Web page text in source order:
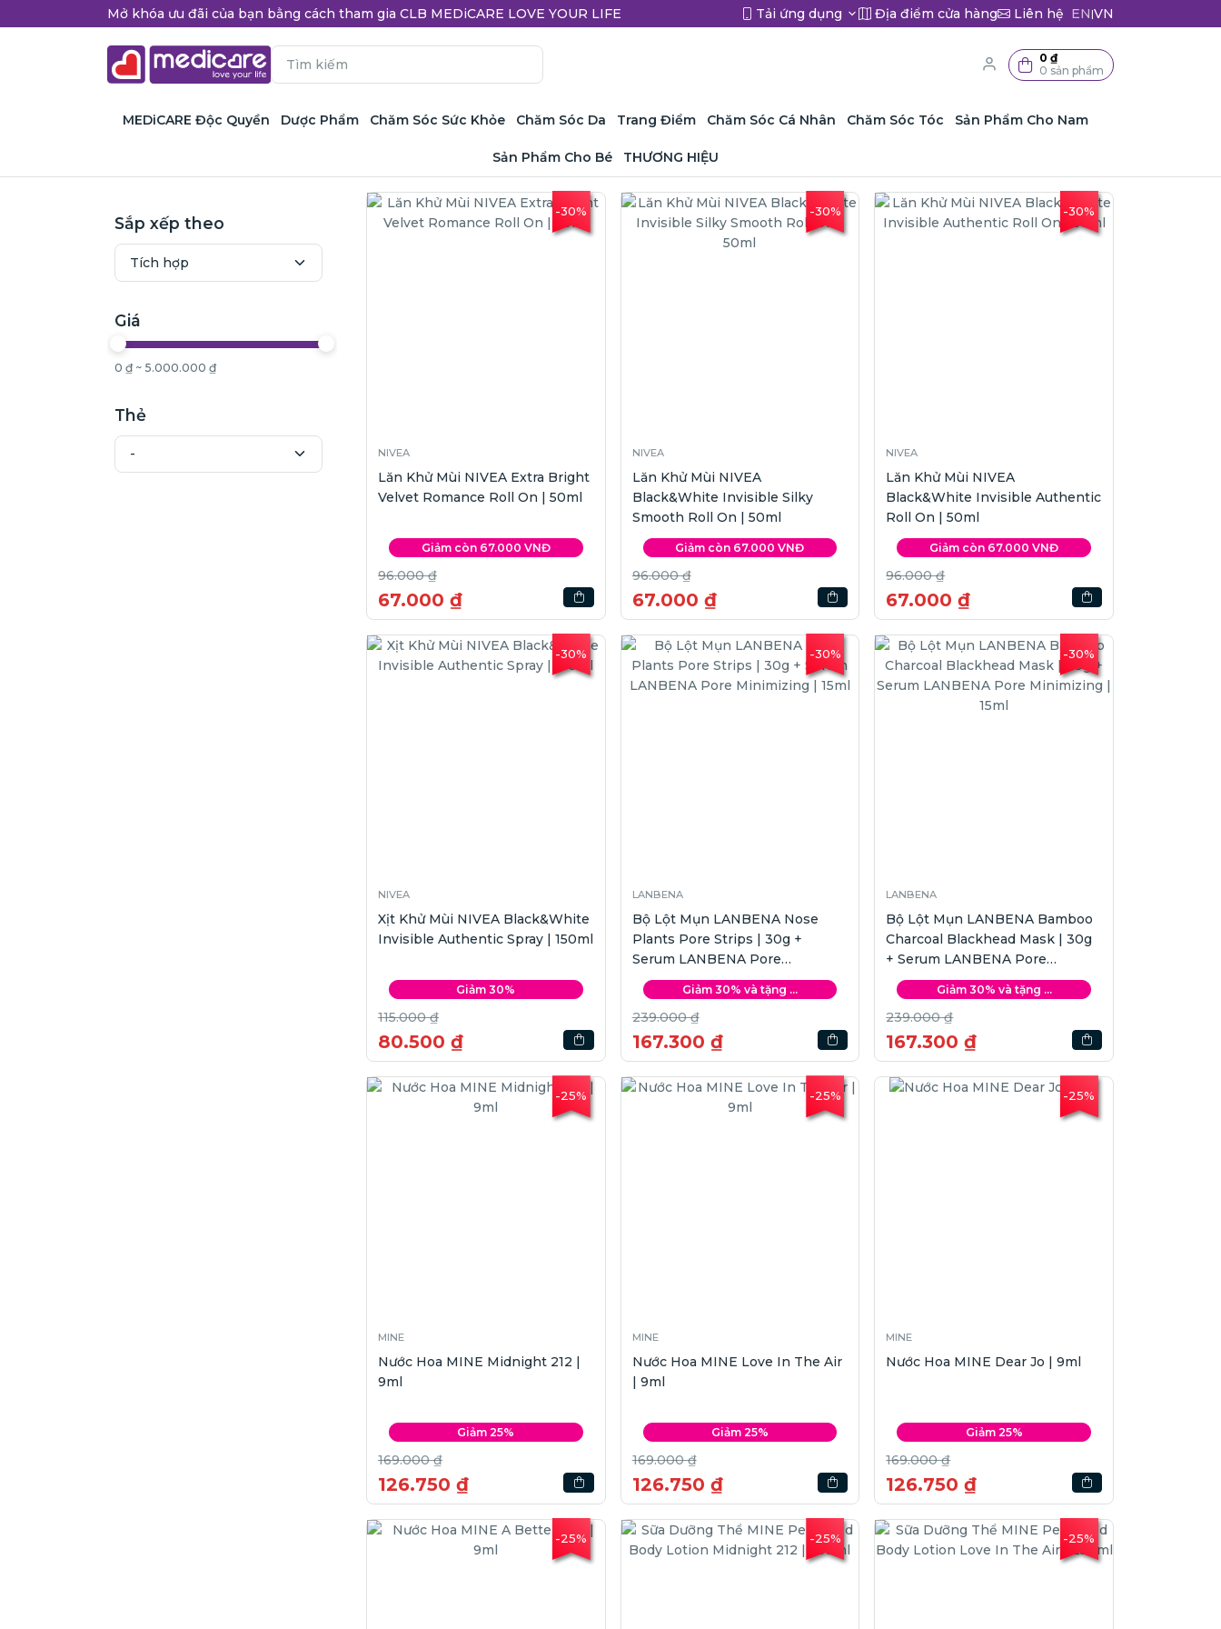
Mở khóa ưu đãi của bạn bằng cách tham gia CLB MEDiCARE LOVE YOUR LIFE Tải ứng dụng Địa điểm cửa hàng Liên hệ EN|VN
0 ₫
0 sản phẩm
MEDiCARE Độc Quyền Dược Phẩm Chăm Sóc Sức Khỏe Chăm Sóc Da Trang Điểm Chăm Sóc Cá Nhân Chăm Sóc Tóc Sản Phẩm Cho Nam
Sản Phẩm Cho Bé THƯƠNG HIỆU
Sắp xếp theo
Giá
0 ₫ ~ 5.000.000 ₫
Thẻ
-30%
NIVEA
Lăn Khử Mùi NIVEA Extra Bright
Velvet Romance Roll On | 50ml
Giảm còn 67.000 VNĐ
96.000 ₫
67.000 ₫
-30%
NIVEA
Lăn Khử Mùi NIVEA
Black&White Invisible Silky
Smooth Roll On | 50ml
Giảm còn 67.000 VNĐ
96.000 ₫
67.000 ₫
-30%
NIVEA
Lăn Khử Mùi NIVEA
Black&White Invisible Authentic
Roll On | 50ml
Giảm còn 67.000 VNĐ
96.000 ₫
67.000 ₫
-30%
NIVEA
Xịt Khử Mùi NIVEA Black&White
Invisible Authentic Spray | 150ml
Giảm 30%
115.000 ₫
80.500 ₫
-30%
LANBENA
Bộ Lột Mụn LANBENA Nose
Plants Pore Strips | 30g +
Serum LANBENA Pore
Minimizing | 15ml
Giảm 30% và tặng ...
239.000 ₫
167.300 ₫
-30%
LANBENA
Bộ Lột Mụn LANBENA Bamboo
Charcoal Blackhead Mask | 30g
+ Serum LANBENA Pore
Minimizing | 15ml
Giảm 30% và tặng ...
239.000 ₫
167.300 ₫
-25%
MINE
Nước Hoa MINE Midnight 212 |
9ml
Giảm 25%
169.000 ₫
126.750 ₫
-25%
MINE
Nước Hoa MINE Love In The Air
| 9ml
Giảm 25%
169.000 ₫
126.750 ₫
-25%
MINE
Nước Hoa MINE Dear Jo | 9ml
Giảm 25%
169.000 ₫
126.750 ₫
-25% -25% -25%